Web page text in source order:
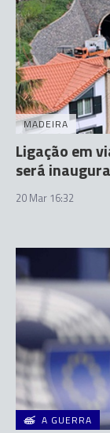
MADEIRA
Ligação em
será
20 Mar 16:32
A GUERRA